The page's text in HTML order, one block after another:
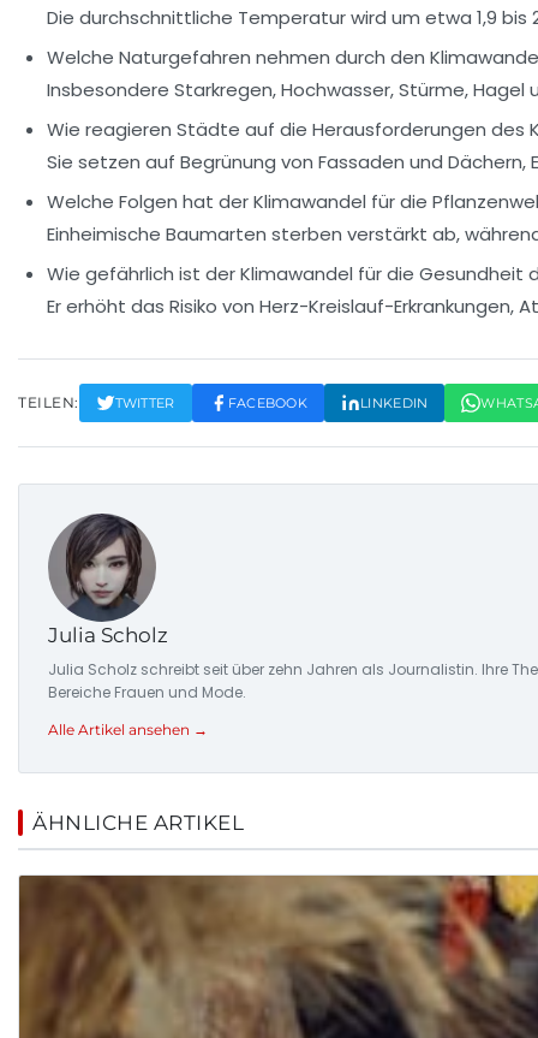
Die durchschnittliche Temperatur wird um etwa 1,9 bis
Welche Naturgefahren nehmen durch den
Insbesondere Starkregen, Hochwasser, Stürme,
Wie reagieren Städte auf die Herausforderungen des
Sie setzen auf Begrünung von Fassaden und
Welche Folgen hat der Klimawandel für die
Einheimische Baumarten sterben verstärkt ab,
Wie gefährlich ist der Klimawandel für die Gesundheit
Er erhöht das Risiko von Herz-Kreislauf-
TEILEN: TWITTER FACEBOOK LINKEDIN
Julia Scholz
Julia Scholz schreibt seit über zehn Jahren als Journalistin. Ihre
Bereiche Frauen und Mode.
Alle Artikel ansehen →
ÄHNLICHE ARTIKEL